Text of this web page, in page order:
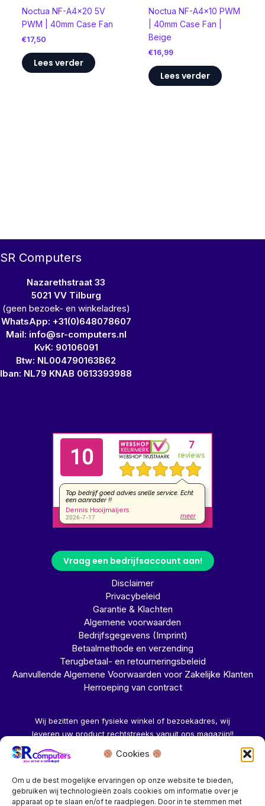
Cookies
Om u de best mogelijke ervaringen op onze website te bieden,
gebruiken wij technologieën zoals cookies om informatie over je
apparaat op te slaan en/of te raadplegen. Door in te stemmen met
Noctua NF-A4x20 5V
PWM | 40mm Case Fan
€17,50
Lees verder
Noctua NF-A4x10 PWM
| 40mm Case Fan |
Beige
€16,99
Lees verder
SR Computers
Nazarethstraat 33
5021 VV Tilburg
(geen bezoek- en winkeladres)
WhatsApp: +31(0)648078607
Mail: info@sr-computers.nl
KvK: 90106091
Btw: NL004790163B62
Iban: NL79 KNAB 0613393988
Vraag een bedrijfsaccount aan!
Disclaimer
Privacybeleid
Garantie & Klachten
Algemene voorwaarden
Bedrijfsgegevens (Imprint)
Betaalmethode en verzending
Terugbetaal- en retourneringsbeleid
Aanvullende Algemene Voorwaarden voor Zakelijke Klanten
Herroeping van contract
Wij bezitten geen fysieke winkel of bezoekadres, wij
leveren uw product rechtstreeks vanuit ons magazijn!!
Herroeping aanvragen →